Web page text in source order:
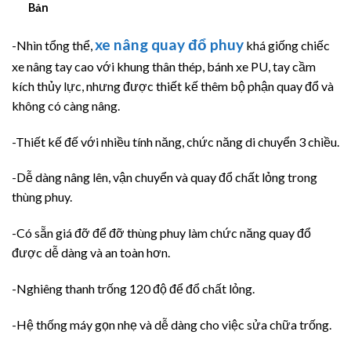
Bản
-Nhìn tổng thể,xe nâng quay đổ phuy khá giống chiếc
xe nâng tay cao với khung thân thép, bánh xe PU, tay cầm
kích thủy lực, nhưng được thiết kế thêm bộ phận quay đổ và
không có càng nâng.
-Thiết kế đế với nhiều tính năng, chức năng di chuyển 3 chiều.
-Dễ dàng nâng lên, vận chuyển và quay đổ chất lỏng trong
thùng phuy.
-Có sẵn giá đỡ để đỡ thùng phuy làm chức năng quay đổ
được dễ dàng và an toàn hơn.
-Nghiêng thanh trống 120 độ để đổ chất lỏng.
-Hệ thống máy gọn nhẹ và dễ dàng cho việc sửa chữa trống.